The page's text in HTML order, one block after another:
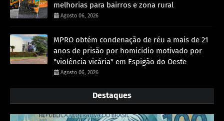
melhorias para bairros e zona rural
Agosto 06, 2026
MPRO obtém condenação de réu a mais de 21
anos de prisão por homicídio motivado por
"violência vicária" em Espigão do Oeste
Agosto 06, 2026
Destaques